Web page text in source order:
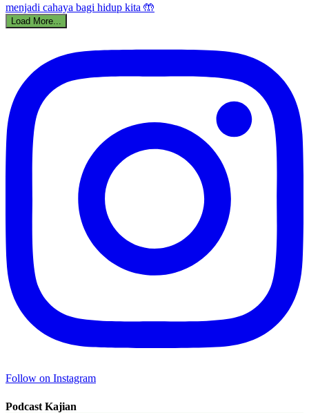
Load More...
Follow on Instagram
Podcast Kajian